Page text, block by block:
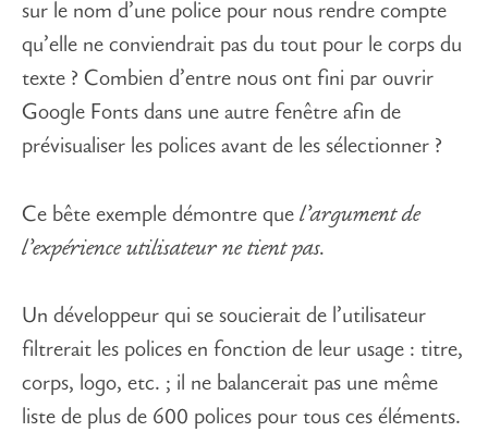
sur le nom d’une police pour nous rendre compte
qu’elle ne conviendrait pas du tout pour le corps du
texte ? Combien d’entre nous ont fini par ouvrir
Google Fonts dans une autre fenêtre afin de
prévisualiser les polices avant de les sélectionner ?
Ce bête exemple démontre que l’argument de
l’expérience utilisateur ne tient pas.
Un développeur qui se soucierait de l’utilisateur
filtrerait les polices en fonction de leur usage : titre,
corps, logo, etc. ; il ne balancerait pas une même
liste de plus de 600 polices pour tous ces éléments.